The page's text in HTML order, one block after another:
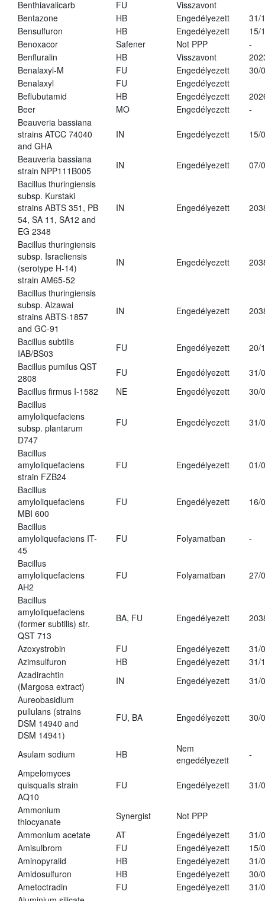
Benthiavalicarb
FU
Visszavont
Bentazone
HB Engedélyezett
31/
Bensulfuron
HB Engedélyezett
15/
Benoxacor
Safener Not PPP
-
Benfluralin
HB Visszavont
Benalaxyl-M
FU Engedélyezett
30/
Benalaxyl
FU
Engedélyezett
Beflubutamid
HB Engedélyezett
Beer
MO Engedélyezett
-
Beauveria bassiana
strains ATCC 74040
and GHA
IN Engedélyezett 15/
Beauveria bassiana
strain NPP111B005
IN Engedélyezett
07/
Bacillus thuringiensis
subsp. Kurstaki
strains ABTS 351, PB
54, SA 11, SA12 and
EG 2348
IN Engedélyezett
Bacillus thuringiensis
subsp. Israeliensis
(serotype H-14)
strain AM65-52
IN Engedélyezett
Bacillus thuringiensis
subsp. Aizawai
strains ABTS-1857
and GC-91
IN Engedélyezett
Bacillus subtilis
IAB/BS03
FU Engedélyezett
20/
Bacillus pumilus QST
2808
FU Engedélyezett
31/
Bacillus firmus I-1582
NE Engedélyezett
30/
Bacillus
amyloliquefaciens
subsp. plantarum
D747
FU Engedélyezett 31/
Bacillus
amyloliquefaciens
strain FZB24
FU Engedélyezett 01/
Bacillus
amyloliquefaciens
MBI 600
FU Engedélyezett 16/
Bacillus
amyloliquefaciens IT-
45
FU Folyamatban -
Bacillus
amyloliquefaciens
AH2
FU Folyamatban 27/
Bacillus
amyloliquefaciens
(former subtilis) str.
QST 713
BA, FU Engedélyezett
Azoxystrobin FU Engedélyezett
31/
Azimsulfuron
HB Engedélyezett
31/
Azadirachtin
(Margosa extract)
IN Engedélyezett
31/
Aureobasidium
pullulans (strains
DSM 14940 and
DSM 14941)
FU, BA Engedélyezett 30/
Asulam sodium HB
Nem
engedélyezett
-
Ampelomyces
quisqualis strain
AQ10
FU Engedélyezett 31/
Ammonium
thiocyanate
Synergist
Not PPP
Ammonium acetate
AT Engedélyezett
31/
Amisulbrom
FU Engedélyezett
15/
Aminopyralid
HB Engedélyezett
31/
Amidosulfuron
HB Engedélyezett
30/
Ametoctradin
FU Engedélyezett
31/